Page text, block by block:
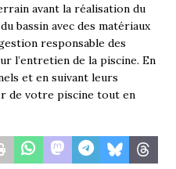
avant la réalisation du
bassin avec des matériaux
responsable des
l’entretien de la piscine. En
et en suivant leurs
de votre piscine tout en